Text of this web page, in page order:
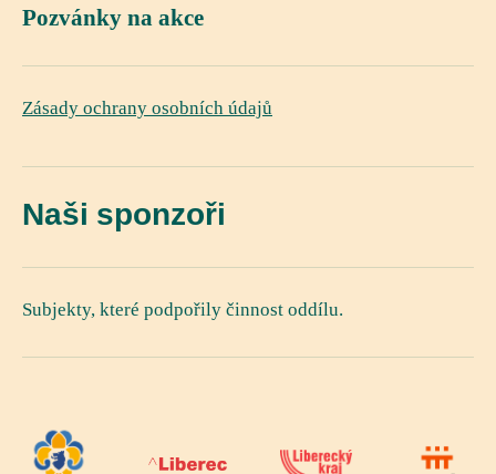
Pozvánky na akce
Zásady ochrany osobních údajů
Naši sponzoři
Subjekty, které podpořily činnost oddílu.